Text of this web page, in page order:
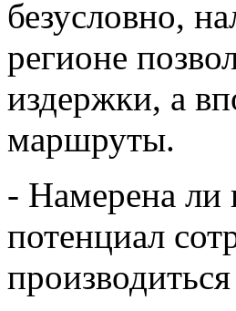
безусловно,
регионе
издержки, а
маршруты.
- Намерена ли
потенциал